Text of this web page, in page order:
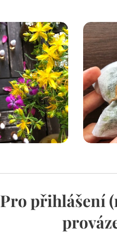
Pro přihlášení